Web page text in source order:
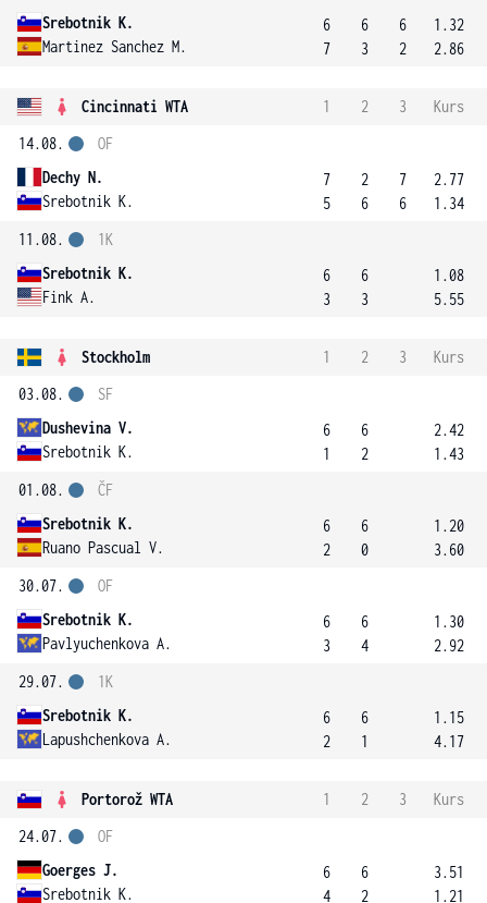
Srebotnik K.
Martinez Sanchez M.
6
7
6
3
6
2
1.32
2.86
Cincinnati WTA 1 2 3
Kurs
14.08.
Dechy N.
Srebotnik K.
OF
7
5
2
6
7
6
2.77
1.34
11.08.
Srebotnik K.
Fink A.
1K
6
3
6
3
1.08
5.55
Stockholm 1 2 3
Kurs
03.08.
Dushevina V.
Srebotnik K.
SF
6
1
6
2
2.42
1.43
01.08.
Srebotnik K.
Ruano Pascual V.
ČF
6
2
6
0
1.20
3.60
30.07.
Srebotnik K.
Pavlyuchenkova A.
OF
6
3
6
4
1.30
2.92
29.07.
Srebotnik K.
Lapushchenkova A.
1K
6
2
6
1
1.15
4.17
Portorož WTA 1 2 3
Kurs
24.07.
Goerges J.
Srebotnik K.
OF
6
4
6
2
3.51
1.21